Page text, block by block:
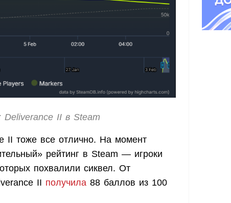
II в Steam
II тоже все отлично. На момент
рейтинг в Steam — игроки
похвалили сиквел. От
II получила 88 баллов из 100